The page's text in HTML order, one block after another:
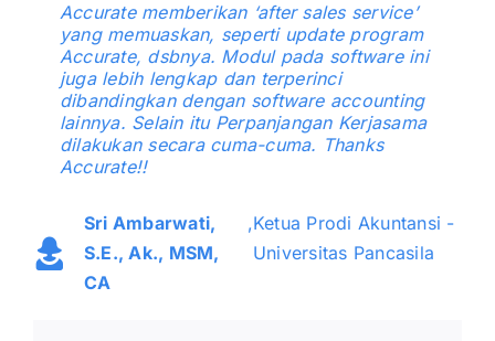
Accurate memberikan ‘after sales service’
yang memuaskan, seperti update program
Accurate, dsbnya. Modul pada software ini
juga lebih lengkap dan terperinci
dibandingkan dengan software accounting
lainnya. Selain itu Perpanjangan Kerjasama
dilakukan secara cuma-cuma. Thanks
Accurate!!
Sri Ambarwati,
S.E., Ak., MSM,
CA
,Ketua Prodi Akuntansi -
Universitas Pancasila